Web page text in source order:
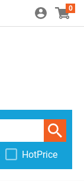
0
HotPrice